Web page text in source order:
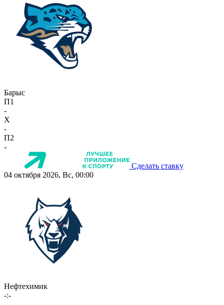
Барыс
П1
-
X
-
П2
-
Сделать ставку
04 октября 2026, Вс, 00:00
Нефтехимик
-:-